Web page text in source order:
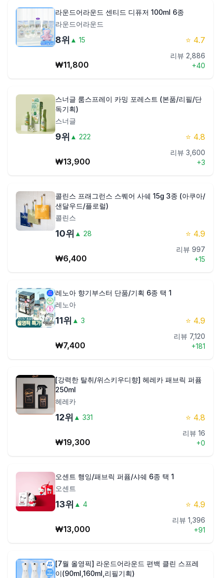
라운드어라운드 센티드 디퓨저 100ml 6종
라운드어라운드
8위 ▲ 15 ⭐ 4.7
₩11,800
리뷰 2,886
+40
스너글 룸스프레이 카밍 포레스트 (본품/리필/단
독기획)
스너글
9위 ▲ 222 ⭐ 4.8
₩13,900
리뷰 3,600
+3
콜린스 프래그런스 스퀘어 사쉐 15g 3종 (아쿠아/
샌달우드/플로럴)
콜린스
10위 ▲ 28 ⭐ 4.9
₩6,400
리뷰 997
+15
레노아 향기부스터 단품/기획 6종 택 1
레노아
11위 ▲ 3 ⭐ 4.9
₩7,400
리뷰 7,120
+181
[강력한 탈취/위스키우디향] 헤레카 패브릭 퍼퓸
250ml
헤레카
12위 ▲ 331 ⭐ 4.8
₩19,300
리뷰 16
+0
오센트 행잉/패브릭 퍼퓸/샤쉐 6종 택 1
오센트
13위 ▲ 4 ⭐ 4.9
₩13,000
리뷰 1,396
+91
[7월 올영픽] 라운드어라운드 편백 클린 스프레
이(90ml,160ml,리필기획)